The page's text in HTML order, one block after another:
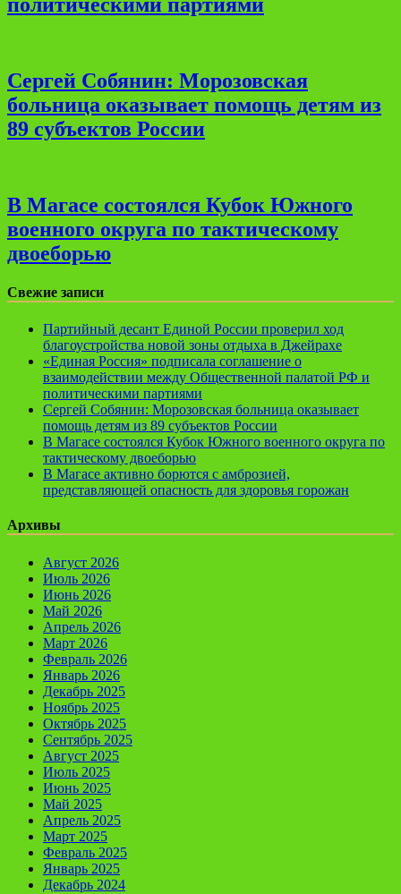
Сергей Собянин: Морозовская
больница оказывает помощь детям из
89 субъектов России
В Магасе состоялся Кубок Южного
военного округа по тактическому
двоеборью
Свежие записи
Партийный десант Единой России проверил ход
благоустройства новой зоны отдыха в Джейрахе
«Единая Россия» подписала соглашение о
взаимодействии между Общественной палатой РФ и
политическими партиями
Сергей Собянин: Морозовская больница оказывает
помощь детям из 89 субъектов России
В Магасе состоялся Кубок Южного военного округа по
тактическому двоеборью
В Магасе активно борются с амброзией,
представляющей опасность для здоровья горожан
Архивы
Август 2026
Июль 2026
Июнь 2026
Май 2026
Апрель 2026
Март 2026
Февраль 2026
Январь 2026
Декабрь 2025
Ноябрь 2025
Октябрь 2025
Сентябрь 2025
Август 2025
Июль 2025
Июнь 2025
Май 2025
Апрель 2025
Март 2025
Февраль 2025
Январь 2025
Декабрь 2024